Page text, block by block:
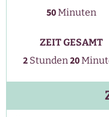
50Minuten
Minuten
ZEIT GESAMT
2Stunden
Stunden20